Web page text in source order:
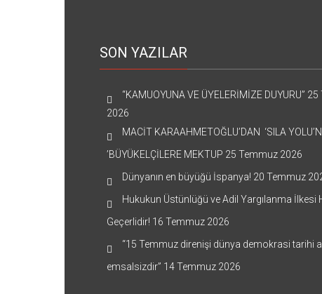
SON YAZILAR
“KAMUOYUNA VE ÜYELERİMİZE DUYURU” 25
2026
MACİT KARAAHMETOĞLU’DAN ‘SILA
’BÜYÜKELÇİLERE MEKTUP 25 Temmuz 2026
Dünyanın en büyüğü İspanya! 20 Temmuz
Hukukun Üstünlüğü ve Adil Yargılanma İlkesi
Geçerlidir! 16 Temmuz 2026
“15 Temmuz direnişi dünya demokrasi tarihi
emsalsizdir” 14 Temmuz 2026